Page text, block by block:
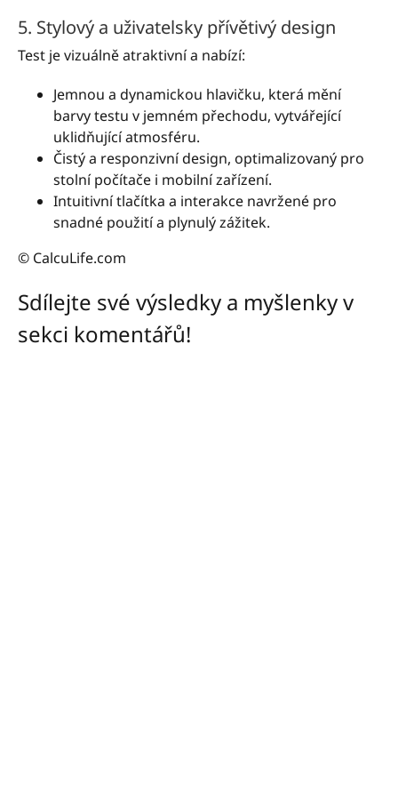
5. Stylový a uživatelsky přívětivý design
Test je vizuálně atraktivní a nabízí:
Jemnou a dynamickou hlavičku, která mění
barvy testu v jemném přechodu, vytvářející
uklidňující atmosféru.
Čistý a responzivní design, optimalizovaný pro
stolní počítače i mobilní zařízení.
Intuitivní tlačítka a interakce navržené pro
snadné použití a plynulý zážitek.
© CalcuLife.com
Sdílejte své výsledky a myšlenky v
sekci komentářů!